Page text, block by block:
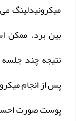
میکرونیدلینگ
بین برد. ممکن
نتیجه چند جلسه
پس از انجام
پوست صورت